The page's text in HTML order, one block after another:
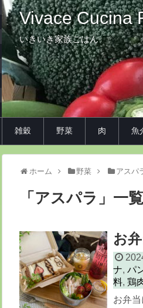
Vivace Cucina
いきいき家族ごはん
雑穀 野菜 肉 魚
ホーム 野菜 アスパ
「 アスパラ 」 一覧
お
ナ, パ
料, 鶏
お弁